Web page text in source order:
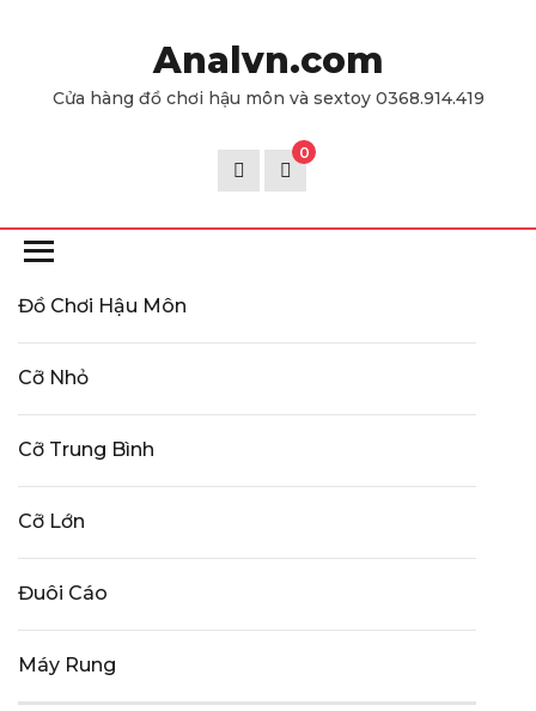
Analvn.com
Cửa hàng đồ chơi hậu môn và sextoy 0368.914.419
0
Đồ Chơi Hậu Môn
Cỡ Nhỏ
Cỡ Trung Bình
Cỡ Lớn
Đuôi Cáo
Máy Rung